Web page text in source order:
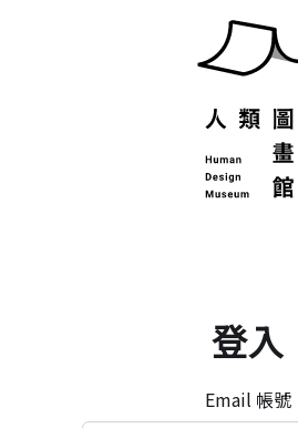
登入
Email 帳號